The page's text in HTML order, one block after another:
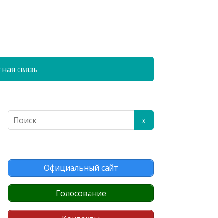
связь
Официальный сайт
Голосование